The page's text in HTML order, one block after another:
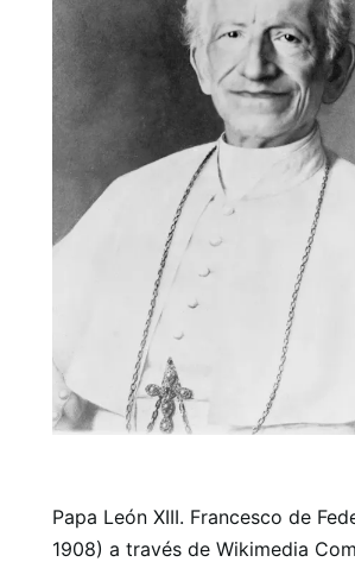
Papa León XIII. Francesco de
1908) a través de Wikimedia